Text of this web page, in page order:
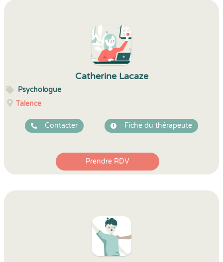
Catherine Lacaze
Psychologue
Talence
Contacter Fiche du thérapeute
Prendre RDV